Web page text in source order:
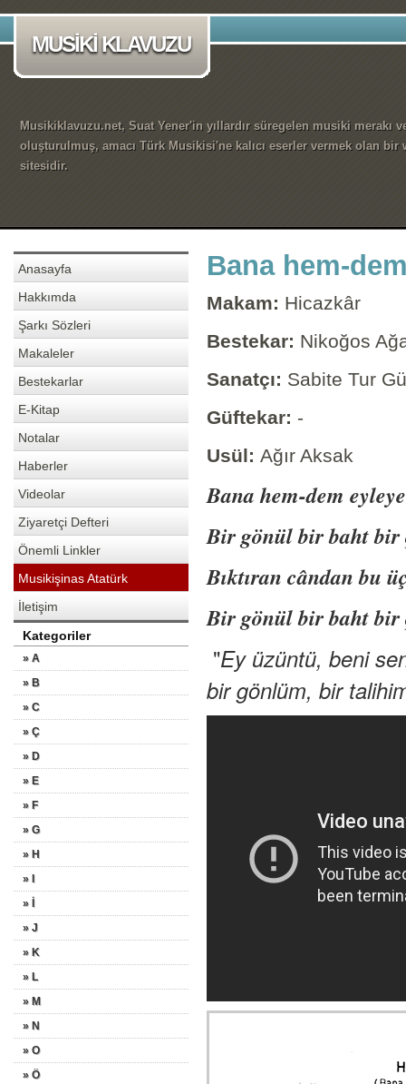
MUSİKİ KLAVUZU
Musikiklavuzu.net, Suat Yener'in yıllardır süregelen musiki merakı
oluşturulmuş, amacı Türk Musikisi'ne kalıcı eserler vermek olan bir
sitesidir.
Anasayfa
Hakkımda
Şarkı Sözleri
Makaleler
Bestekarlar
E-Kitap
Notalar
Haberler
Videolar
Ziyaretçi Defteri
Önemli Linkler
Musikişinas Atatürk
İletişim
Kategoriler
» A
» B
» C
» Ç
» D
» E
» F
» G
» H
» I
» İ
» J
» K
» L
» M
» N
» O
» Ö
Bana hem-
Makam: Hicazkâr
Bestekar: Nikoğos
Sanatçı: Sabite Tur
Güftekar: -
Usül: Ağır Aksak
Bana hem-dem
Bir gönül bir baht bir
Bıktıran cândan bu
Bir gönül bir baht bir
"Ey üzüntü, beni
bir gönlüm, bir